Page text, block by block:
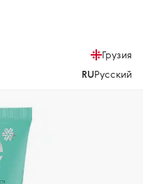
Грузия
RUРусский